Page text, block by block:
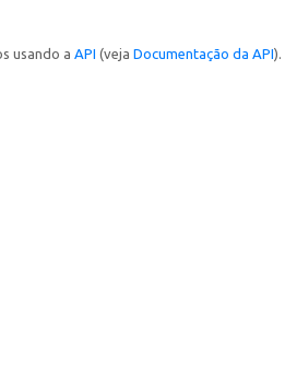
usando a API (veja Documentação da API).